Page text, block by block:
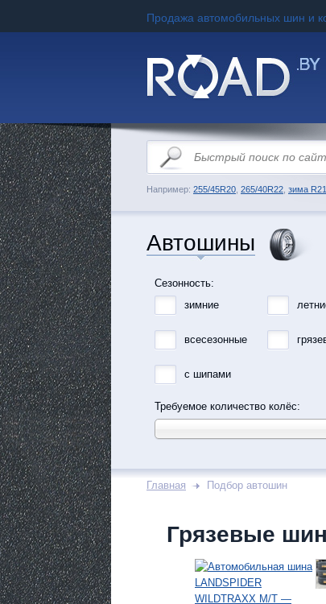
Продажа автомобильных шин и
Например: 255/45R20 265/40R22 зима R21
Автошины
Сезонность:
зимние
всесезонные
с шипами
Требуемое количество колёс:
Главная Подбор автошин
Грязевые